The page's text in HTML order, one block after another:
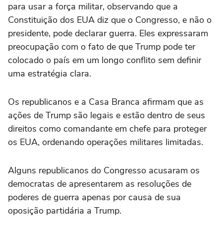
para usar a força militar, observando que a
Constituição dos EUA diz que o Congresso, e não o
presidente, pode declarar guerra. Eles expressaram
preocupação com o fato de que Trump pode ter
colocado o país em um longo conflito sem definir
uma estratégia clara.
Os republicanos e a Casa Branca afirmam que as
ações de Trump são legais e estão dentro de seus
direitos como comandante em chefe para proteger
os EUA, ordenando operações militares limitadas.
Alguns republicanos do Congresso acusaram os
democratas de apresentarem as resoluções de
poderes de guerra apenas por causa de sua
oposição partidária a Trump.